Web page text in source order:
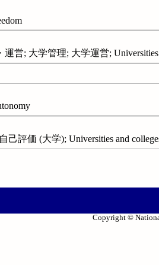
営; 大学管理; 大学運営; Universities
評価 (大学); Universities and
Copyright ©